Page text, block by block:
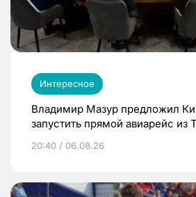
Интересное
Владимир Мазур предложил
запустить прямой авиарейс из
20:40 / 06.08.26